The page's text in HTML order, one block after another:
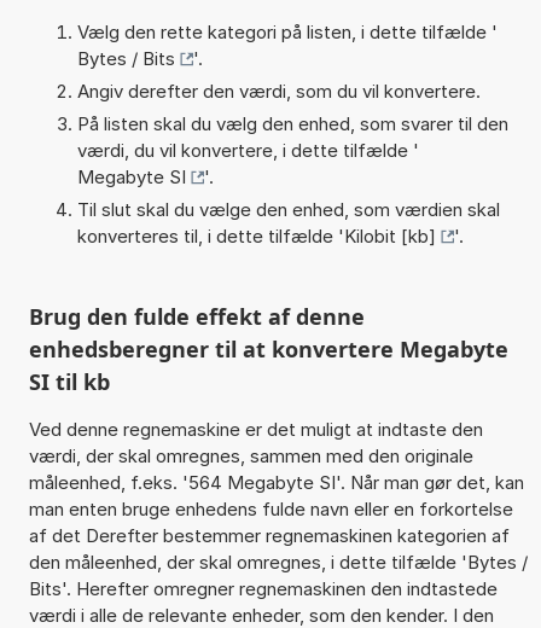
Vælg den rette kategori på listen, i dette tilfælde '
Bytes / Bits
'.
Angiv derefter den værdi, som du vil konvertere.
På listen skal du vælg den enhed, som svarer til den
værdi, du vil konvertere, i dette tilfælde '
Megabyte SI
'.
Til slut skal du vælge den enhed, som værdien skal
konverteres til, i dette tilfælde 'Kilobit [kb] '.
Brug den fulde effekt af denne
enhedsberegner til at konvertere Megabyte
SI til kb
Ved denne regnemaskine er det muligt at indtaste den
værdi, der skal omregnes, sammen med den originale
måleenhed, f.eks. '564 Megabyte SI'. Når man gør det, kan
man enten bruge enhedens fulde navn eller en forkortelse
af det Derefter bestemmer regnemaskinen kategorien af
den måleenhed, der skal omregnes, i dette tilfælde 'Bytes /
Bits'. Herefter omregner regnemaskinen den indtastede
værdi i alle de relevante enheder, som den kender. I den